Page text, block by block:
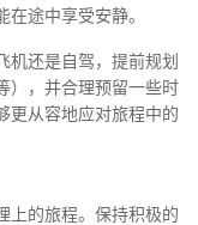
途中享受安静。
机还是自驾，提前规划
），并合理预留一些时
更从容地应对旅程中的
上的旅程。保持积极的